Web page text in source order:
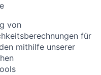
von
für
mithilfe unserer